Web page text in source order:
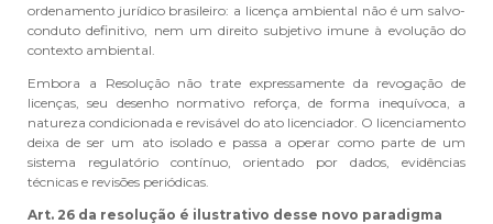
ordenamento jurídico brasileiro: a licença ambiental não é um salvo-
conduto definitivo, nem um direito subjetivo imune à evolução do
contexto ambiental.
Embora a Resolução não trate expressamente da revogação de
licenças, seu desenho normativo reforça, de forma inequívoca, a
natureza condicionada e revisável do ato licenciador. O licenciamento
deixa de ser um ato isolado e passa a operar como parte de um
sistema regulatório contínuo, orientado por dados, evidências
técnicas e revisões periódicas.
Art. 26 da resolução é ilustrativo desse novo paradigma